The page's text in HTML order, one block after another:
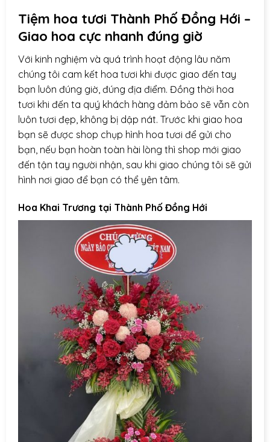
Tiệm hoa tươi Thành Phố Đồng Hới –
Giao hoa cực nhanh đúng giờ
Với kinh nghiệm và quá trình hoạt động lâu năm
chúng tôi cam kết hoa tươi khi được giao đến tay
bạn luôn đúng giờ, đúng địa điểm. Đồng thời hoa
tươi khi đến ta quý khách hàng đảm bảo sẽ vẫn còn
luôn tươi đẹp, không bị dập nát. Trước khi giao hoa
bạn sẽ được shop chụp hình hoa tươi để gửi cho
bạn, nếu bạn hoàn toàn hài lòng thì shop mới giao
đến tận tay người nhận, sau khi giao chúng tôi sẽ gửi
hình nơi giao để bạn có thể yên tâm.
Hoa Khai Trương tại Thành Phố Đồng Hới